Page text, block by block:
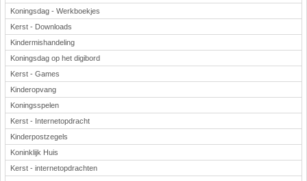
Koningsdag - Werkboekjes
Kerst - Downloads
Kindermishandeling
Koningsdag op het digibord
Kerst - Games
Kinderopvang
Koningsspelen
Kerst - Internetopdracht
Kinderpostzegels
Koninklijk Huis
Kerst - internetopdrachten